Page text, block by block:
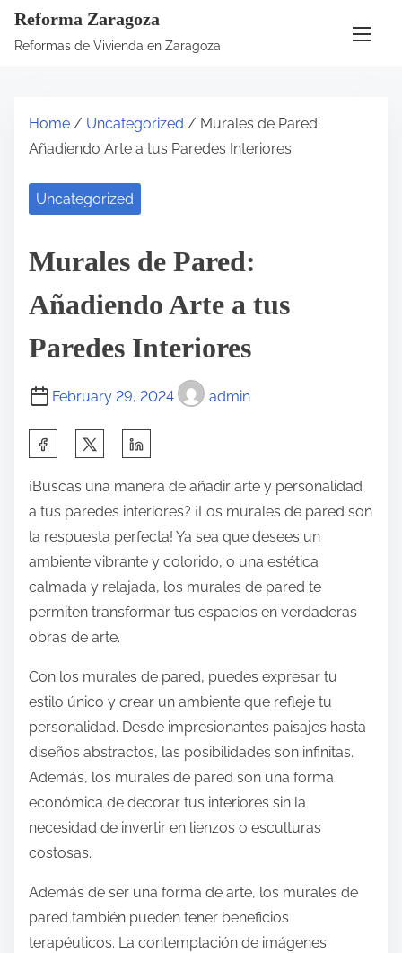
Reforma Zaragoza
Reformas de Vivienda en Zaragoza
Home / Uncategorized / Murales de Pared:
Añadiendo Arte a tus Paredes Interiores
Uncategorized
Murales de Pared:
Añadiendo Arte a tus
Paredes Interiores
February 29, 2024 admin
¡Buscas una manera de añadir arte y personalidad
a tus paredes interiores? ¡Los murales de pared son
la respuesta perfecta! Ya sea que desees un
ambiente vibrante y colorido, o una estética
calmada y relajada, los murales de pared te
permiten transformar tus espacios en verdaderas
obras de arte.
Con los murales de pared, puedes expresar tu
estilo único y crear un ambiente que refleje tu
personalidad. Desde impresionantes paisajes hasta
diseños abstractos, las posibilidades son infinitas.
Además, los murales de pared son una forma
económica de decorar tus interiores sin la
necesidad de invertir en lienzos o esculturas
costosas.
Además de ser una forma de arte, los murales de
pared también pueden tener beneficios
terapéuticos. La contemplación de imágenes